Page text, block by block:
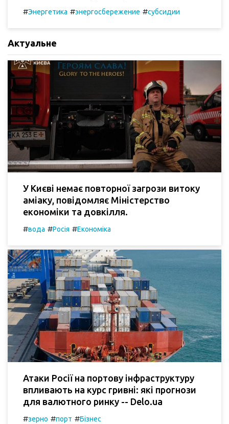
#Энергетика #энергосбережение #субсидии
Актуальне
У Києві немає повторної загрози витоку
аміаку, повідомляє Міністерство
економіки та довкілля.
#вода #Росія #Економіка
Атаки Росії на портову інфраструктуру
впливають на курс гривні: які прогнози
для валютного ринку -- Delo.ua
#зерно #порт #Бізнес